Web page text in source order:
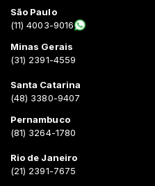
São Paulo
(11) 4003-9016
Minas Gerais
(31) 2391-4559
Santa Catarina
(48) 3380-9407
Pernambuco
(81) 3264-1780
Rio de Janeiro
(21) 2391-7675